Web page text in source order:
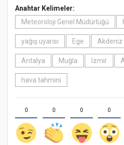
Anahtar Kelimeler:
Meteoroloji Genel Müdürlüğü
yağış uyarısı Ege Akdeniz
Antalya Muğla İzmir
hava tahmini
0 0 0 0